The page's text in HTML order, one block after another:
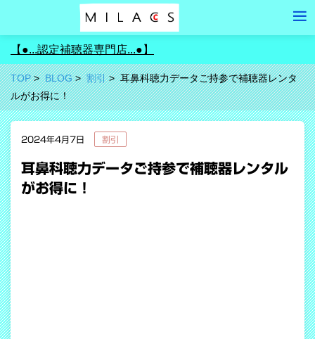
【●...認定補聴器専門店...●】
TOP BLOG 割引
耳鼻科聴力データご持参で補聴器レンタ
ルがお得に！
2024年4月7日 割引
耳鼻科聴力データご持参で補聴器レンタル
がお得に！